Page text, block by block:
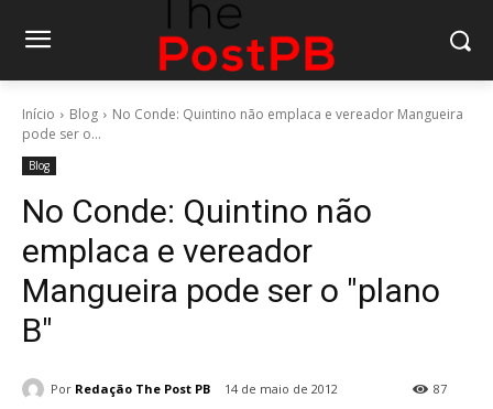
Início Blog
No Conde: Quintino não emplaca e vereador Mangueira
pode ser o...
Blog
No Conde: Quintino não
emplaca e vereador
Mangueira pode ser o "plano
B"
Por Redação The Post PB 14 de maio de 2012 87